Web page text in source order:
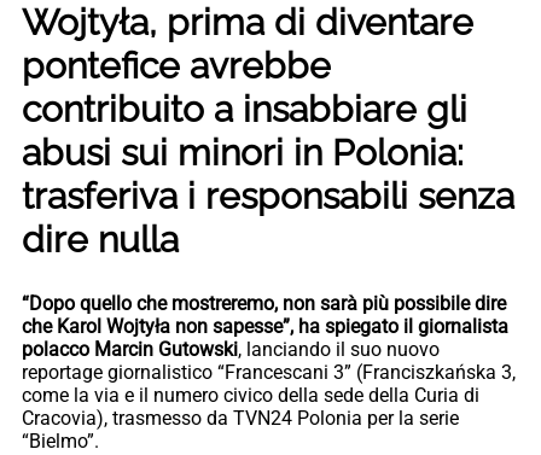
Wojtyła, prima di diventare
pontefice avrebbe
contribuito a insabbiare gli
abusi sui minori in Polonia:
trasferiva i responsabili senza
dire nulla
“Dopo quello che mostreremo, non sarà più possibile dire
che Karol Wojtyła non sapesse”, ha spiegato il giornalista
polacco Marcin Gutowski, lanciando il suo nuovo
reportage giornalistico “Francescani 3” (Franciszkańska 3,
come la via e il numero civico della sede della Curia di
Cracovia), trasmesso da TVN24 Polonia per la serie
“Bielmo”.